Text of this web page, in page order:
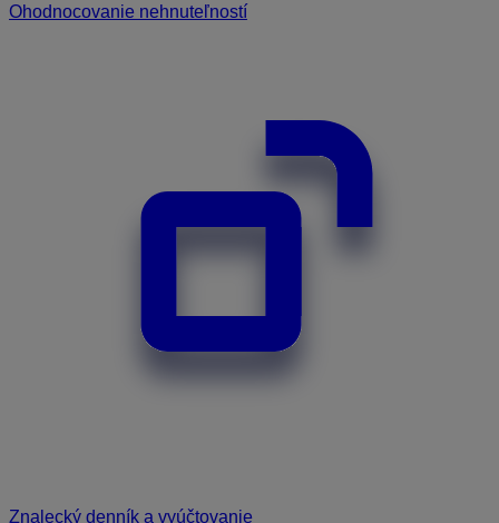
Ohodnocovanie nehnuteľností
Znalecký denník a vyúčtovanie